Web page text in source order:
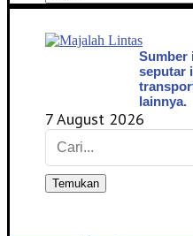
Sumber
seputar
lainnya.
7 August 2026
Temukan